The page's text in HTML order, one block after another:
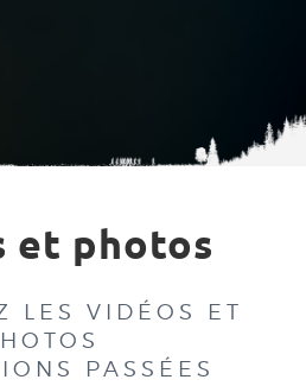
et photos
LES VIDÉOS ET
PAS­SÉES